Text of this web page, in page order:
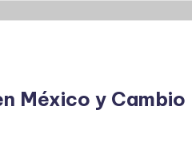
México y Cambio